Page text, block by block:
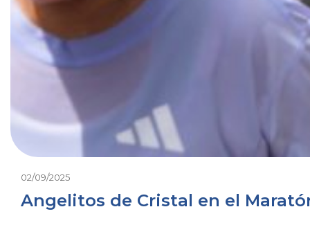
02/09/2025
Angelitos de Cristal en el